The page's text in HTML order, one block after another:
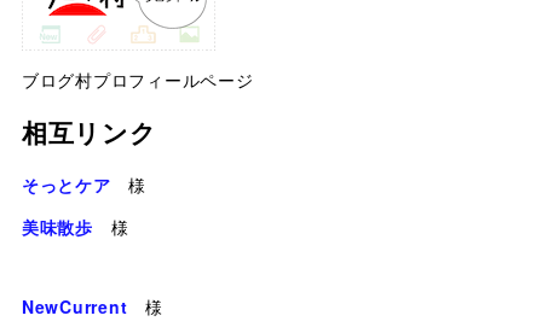
ブログ村プロフィールページ
相互リンク
そっとケア 様
美味散歩 様
NewCurrent 様